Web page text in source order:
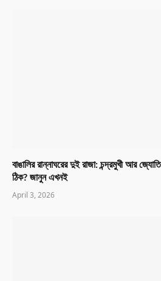
বাঙালির রান্নাঘরের দুই রাজা: চন্দ্রমুখী আর
ঠিক? জানুন এখনই
April 3, 2026